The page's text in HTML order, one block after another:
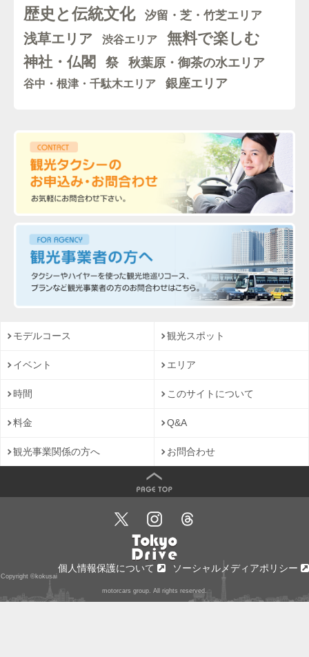
歴史と伝統文化 汐留・芝・竹芝エリア
浅草エリア 渋谷エリア 無料で楽しむ
神社・仏閣 祭 秋葉原・御茶の水エリア
谷中・根津・千駄木エリア 銀座エリア
モデルコース 観光スポット
イベント エリア
時間 このサイトについて
料金 Q&A
観光事業関係の方へ お問合わせ
ソーシャルメディアポリシー
個人情報保護について
Copyright ©kokusai
motorcars group. All rights reserved.